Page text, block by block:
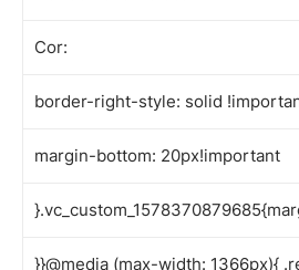
Cor:
border-right-style: solid
margin-bottom: 20px!important
}}@media (max-width: 1366px){